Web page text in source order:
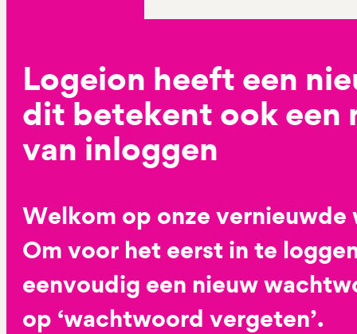
Logeion heeft een
dit betekent ook een
van inloggen
Welkom op onze vernieuwde
Om voor het eerst in te
eenvoudig een nieuw
op ‘wachtwoord vergeten’.